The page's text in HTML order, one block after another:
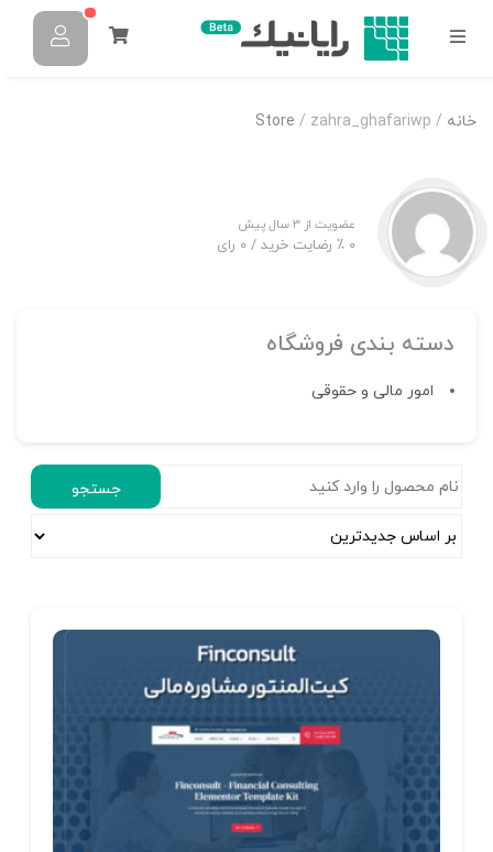
خانه /
Store / zahra_ghafariwp
عضویت از 3 سال پیش
0 ٪ رضایت خرید / 0 رای
دسته بندی فروشگاه
امور مالی و حقوقی